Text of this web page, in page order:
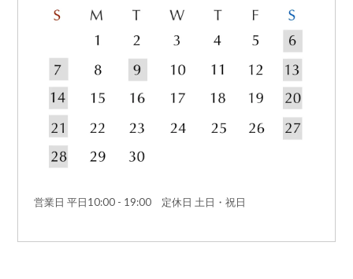
営業日 平日10:00 - 19:00 定休日 土日・祝日